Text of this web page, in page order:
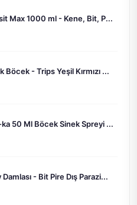
Max 1000 ml - Kene, Bit, P...
- Trips Yeşil Kırmızı ...
ka 50 Ml Böcek Sinek Spreyi ...
- Bit Pire Dış Parazi...